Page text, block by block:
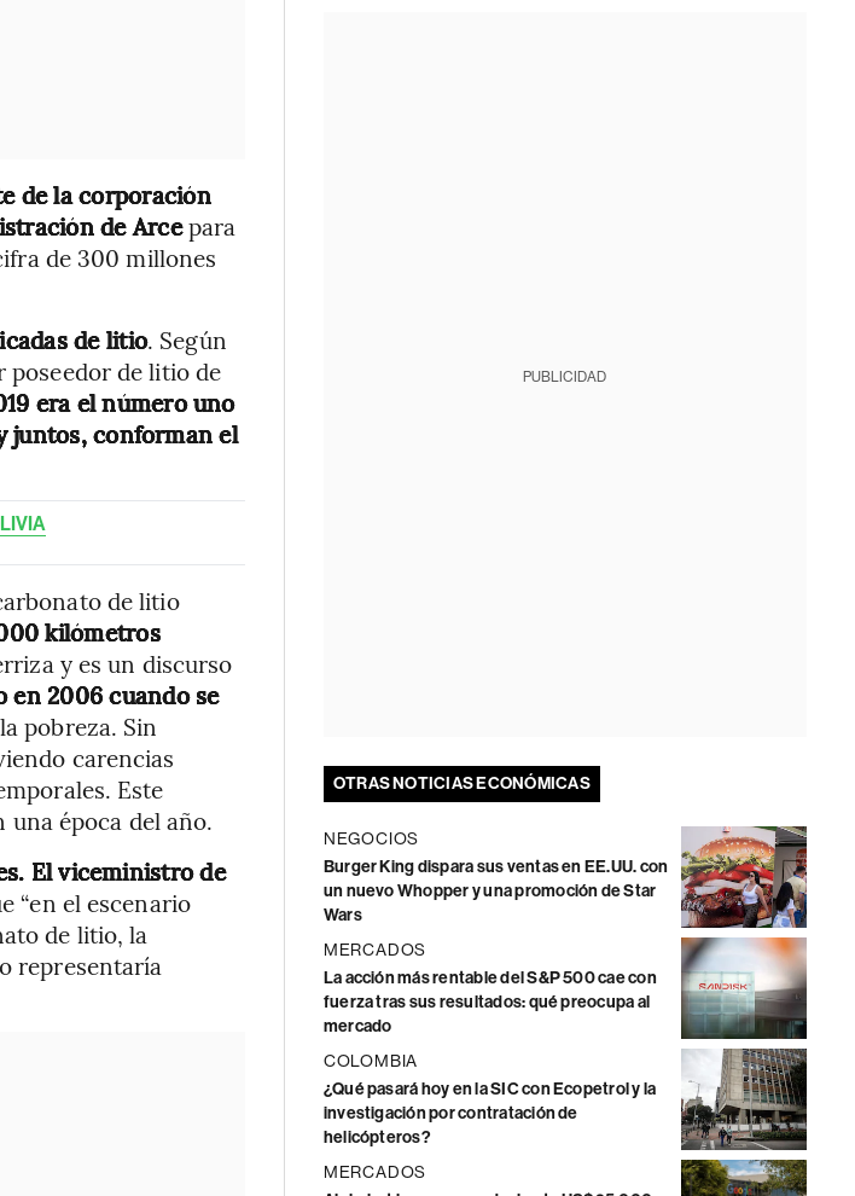
de la corporación
de Arcepara
de 300 millones
de litio. Según
de litio de
era el número uno
juntos, conforman el
de litio
kilómetros
y es un discurso
en 2006 cuando se
pobreza. Sin
carencias
Este
época del año.
El viceministro de
“en el escenario
de litio, la
representaría
PUBLICIDAD
OTRAS NOTICIAS ECONÓMICAS
NEGOCIOS
Burger King dispara sus ventas en EE.UU. con
un nuevo Whopper y una promoción de Star
Wars
MERCADOS
La acción más rentable del S&P 500 cae con
fuerza tras sus resultados: qué preocupa al
mercado
COLOMBIA
¿Qué pasará hoy en la SIC con Ecopetrol y la
investigación por contratación de
helicópteros?
MERCADOS